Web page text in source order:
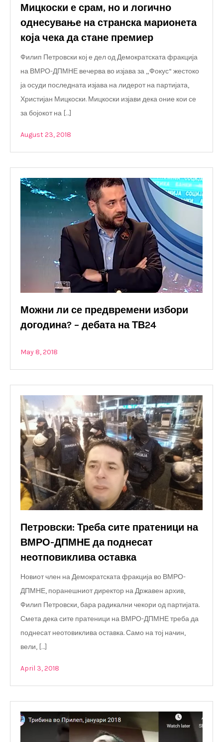
Мицкоски е срам, но и логично
однесување на странска марионета
која чека да стане премиер
Филип Петровски кој е дел од Демократската фракција
на ВМРО-ДПМНЕ вечерва во изјава за „Фокус“ жестоко
ја осуди последната изјава на лидерот на партијата,
Христијан Мицкоски. Мицкоски изјави дека оние кои се
за бојокот на […]
August 23, 2018
Можни ли се предвремени избори
догодина? – дебата на ТВ24
May 8, 2018
Петровски: Треба сите пратеници на
ВМРО-ДПМНЕ да поднесат
неотповиклива оставка
Новиот член на Демократската фракција во ВМРО-
ДПМНЕ, поранешниот директор на Државен архив,
Филип Петровски, бара радикални чекори од партијата.
Смета дека сите пратеници на ВМРО-ДПМНЕ треба да
поднесат неотовиклива оставка. Само на тој начин,
вели, […]
April 3, 2018